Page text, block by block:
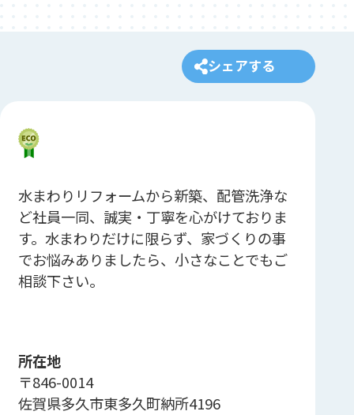
シェアする
水まわりリフォームから新築、配管洗浄な
ど社員一同、誠実・丁寧を心がけておりま
す。水まわりだけに限らず、家づくりの事
でお悩みありましたら、小さなことでもご
相談下さい。
所在地
〒846-0014
佐賀県多久市東多久町納所4196